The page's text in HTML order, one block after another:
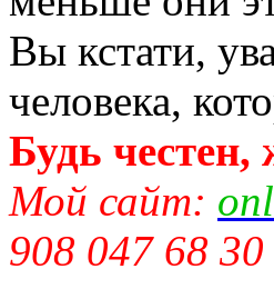
Вы кстати,
человека,
Будь
Мой сайт:
908 047 68 30